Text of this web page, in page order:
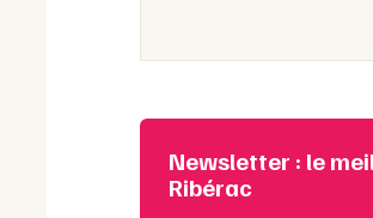
Newsletter : le
Ribérac